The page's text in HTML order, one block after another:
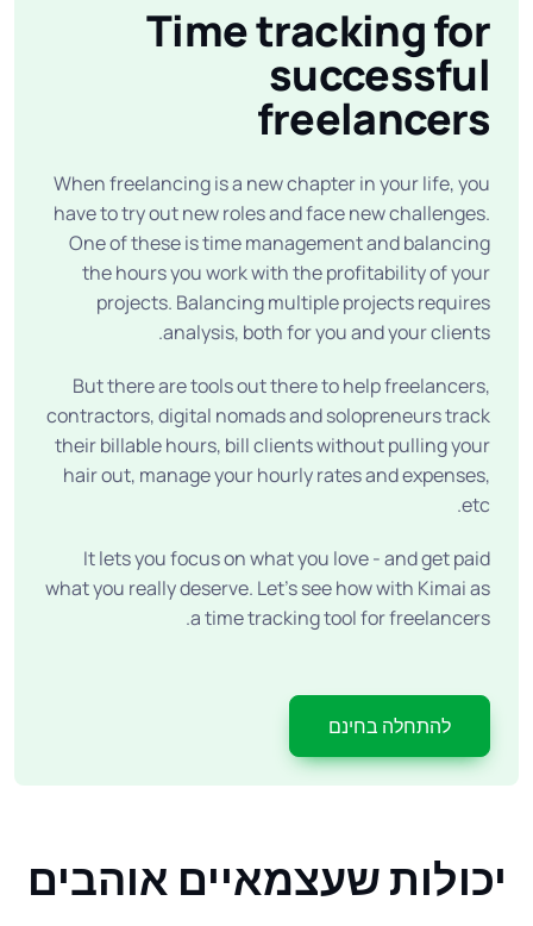
Time tracking for
successful
freelancers
When freelancing is a new chapter in your life, you
have to try out new roles and face new challenges.
One of these is time management and balancing
the hours you work with the profitability of your
projects. Balancing multiple projects requires
analysis, both for you and your clients.
But there are tools out there to help freelancers,
contractors, digital nomads and solopreneurs track
their billable hours, bill clients without pulling your
hair out, manage your hourly rates and expenses,
etc.
It lets you focus on what you love - and get paid
what you really deserve. Let’s see how with Kimai as
a time tracking tool for freelancers.
להתחלה בחינם
יכולות שעצמאיים אוהבים